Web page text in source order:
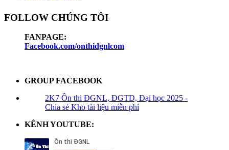
FOLLOW CHÚNG TÔI
FANPAGE:
Facebook.com/onthidgnlcom
GROUP FACEBOOK
2K7 Ôn thi ĐGNL, ĐGTD, Đại học 2025 -
Chia sẻ Kho tài liệu miễn phí
KÊNH YOUTUBE: